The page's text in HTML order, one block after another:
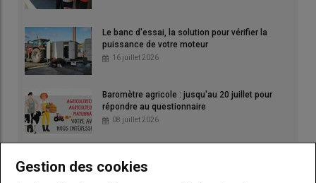
Le banc d'essai, la solution pour vérifier la
puissance de votre moteur
16 juillet 2026
Baromètre agricole : jusqu'au 20 juillet pour
répondre au questionnaire
08 juillet 2026
23 juillet 2026
Gestion des cookies